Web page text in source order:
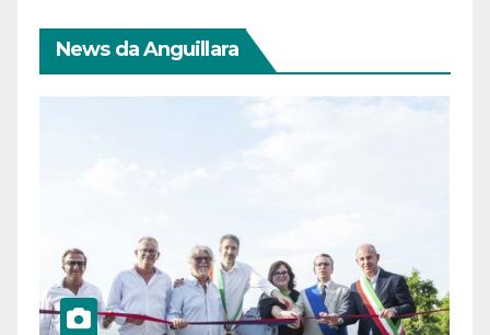
News da Anguillara